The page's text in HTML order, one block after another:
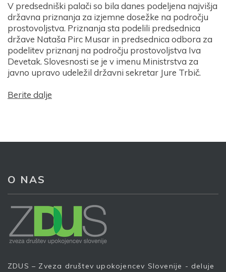
V predsedniški palači so bila danes podeljena najvišja
državna priznanja za izjemne dosežke na področju
prostovoljstva. Priznanja sta podelili predsednica
države Nataša Pirc Musar in predsednica odbora za
podelitev priznanj na področju prostovoljstva Iva
Devetak. Slovesnosti se je v imenu Ministrstva za
javno upravo udeležil državni sekretar Jure Trbič.
Berite dalje
O NAS
ZDUS – Zveza društev upokojencev Slovenije - deluje
Prijava na e-novice
Vaš elektronski naslov*